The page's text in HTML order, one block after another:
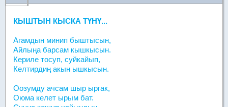
КЫШТЫН КЫСКА ТҮНҮ...
Агамдын минип быштысын,
Айлыңа барсам кышкысын.
Кериле тосуп, суйкайып,
Келтирдиң акын ышкысын.
Оозумду ачсам шыр ыргак,
Оюма келет ырым бат.